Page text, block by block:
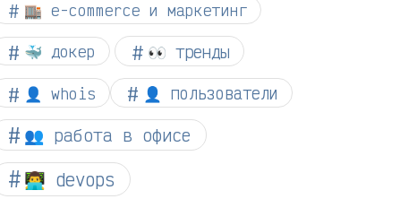
🏬 e-commerce и маркетинг
🐳 докер 👀 тренды
👤 whois 👤 пользователи
👥 работа в офисе
👨‍💻 devops